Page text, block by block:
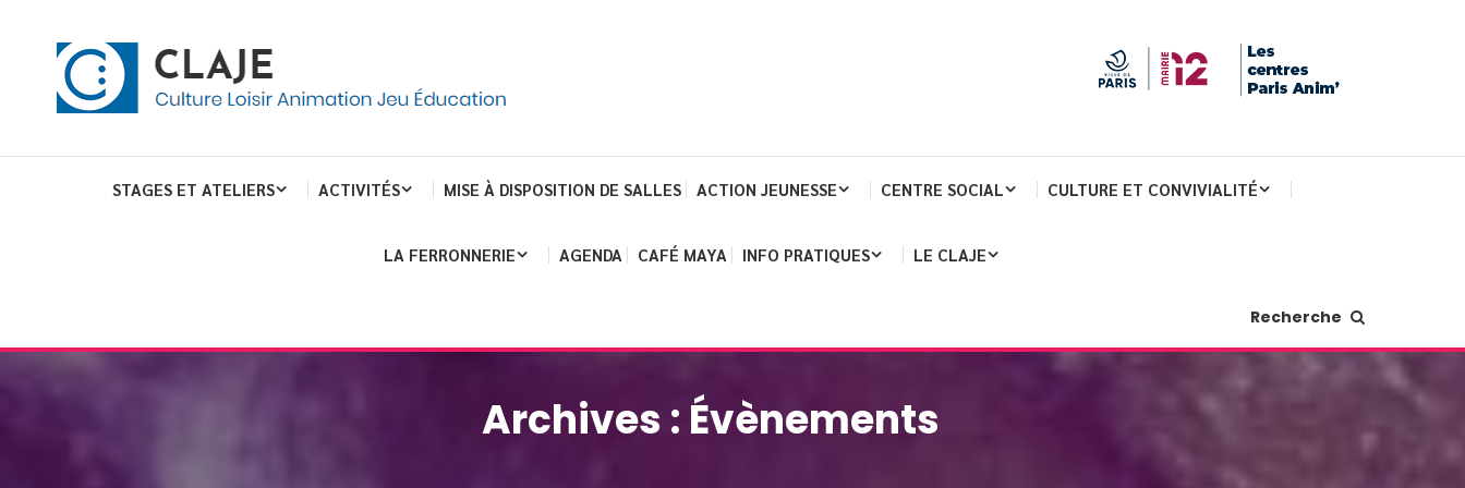
Claje
STAGES ET ATELIERS ACTIVITÉS MISE À DISPOSITION DE SALLES ACTION JEUNESSE CENTRE SOCIAL CULTURE ET CONVIVIALITÉ
LA FERRONNERIE AGENDA CAFÉ MAYA INFO PRATIQUES LE CLAJE
Recherche
Archives : Évènements